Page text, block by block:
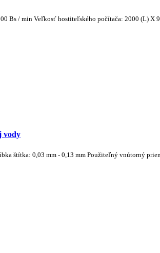
Bs / min Veľkosť hostiteľského počítača: 2000 (L)
vody
štítka: 0,03 mm - 0,13 mm Použiteľný vnútorný